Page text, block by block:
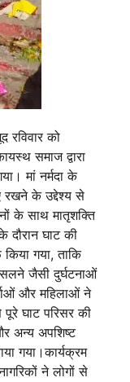
रविवार को
समाज द्वारा
मां नर्मदा के
रखने के उद्देश्य से
के साथ मातृशक्ति
दौरान घाट की
गया, ताकि
जैसी दुर्घटनाओं
और महिलाओं ने
घाट परिसर की
अन्य अपशिष्ट
गया।कार्यक्रम
ने लोगों से